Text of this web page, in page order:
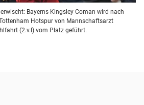
Bayerns Kingsley Coman wird nach
Hotspur von Mannschaftsarzt
(2.v.l) vom Platz geführt.